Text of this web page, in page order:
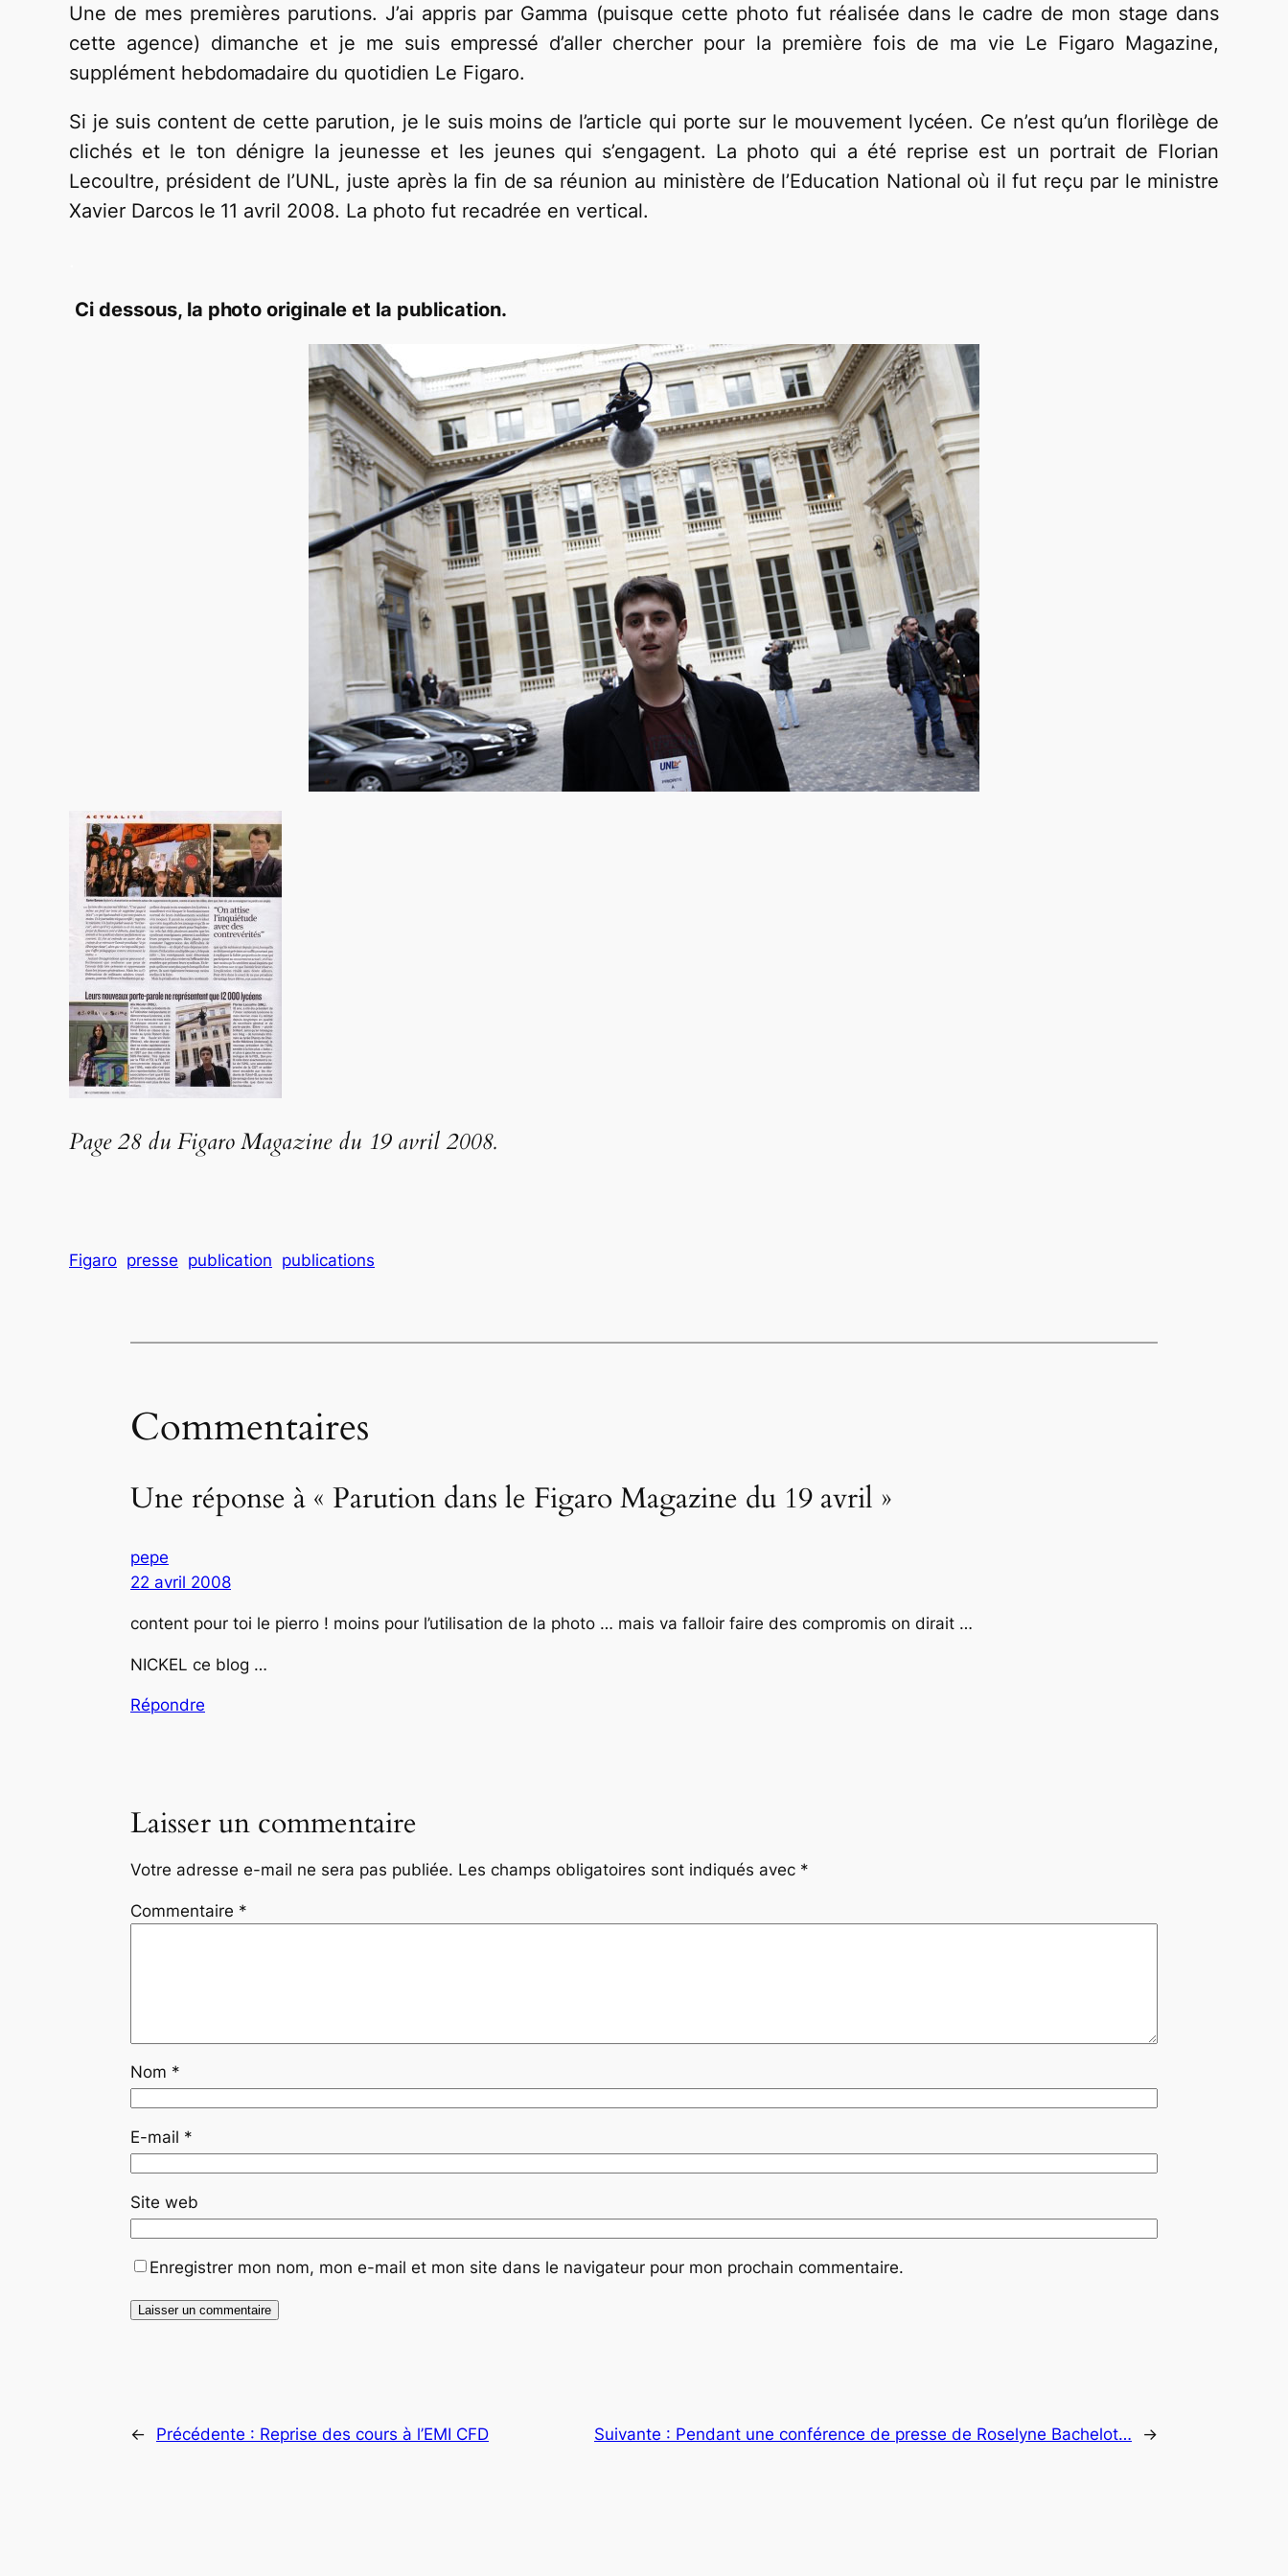
Une de mes premières parutions. J’ai appris par Gamma (puisque cette photo fut réalisée dans le cadre de mon stage dans
cette agence) dimanche et je me suis empressé d’aller chercher pour la première fois de ma vie Le Figaro Magazine,
supplément hebdomadaire du quotidien Le Figaro.
Si je suis content de cette parution, je le suis moins de l’article qui porte sur le mouvement lycéen. Ce n’est qu’un florilège de
clichés et le ton dénigre la jeunesse et les jeunes qui s’engagent. La photo qui a été reprise est un portrait de Florian
Lecoultre, président de l’UNL, juste après la fin de sa réunion au ministère de l’Education National où il fut reçu par le ministre
Xavier Darcos le 11 avril 2008. La photo fut recadrée en vertical.
Ci dessous, la photo originale et la publication.
Page 28 du Figaro Magazine du 19 avril 2008.
Figaro presse publication publications
Commentaires
Une réponse à « Parution dans le Figaro Magazine du 19 avril »
pepe
22 avril 2008
content pour toi le pierro ! moins pour l’utilisation de la photo … mais va falloir faire des compromis on dirait …
NICKEL ce blog …
Répondre
Laisser un commentaire
Votre adresse e-mail ne sera pas publiée. Les champs obligatoires sont indiqués avec *
Commentaire *
Nom *
E-mail *
Site web
Enregistrer mon nom, mon e-mail et mon site dans le navigateur pour mon prochain commentaire.
← Précédente : Reprise des cours à l’EMI CFD Suivante : Pendant une conférence de presse de Roselyne Bachelot… →